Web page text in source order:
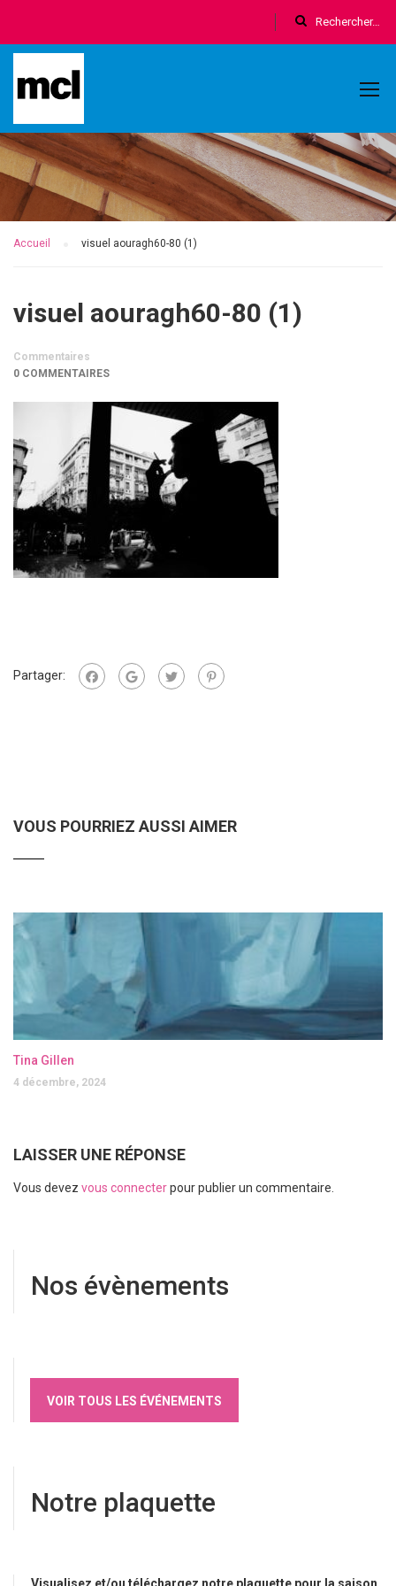
Accueil visuel aouragh60-80 (1)
visuel aouragh60-80 (1)
Commentaires
0 COMMENTAIRES
Partager:
VOUS POURRIEZ AUSSI AIMER
Tina Gillen
4 décembre, 2024
LAISSER UNE RÉPONSE
Vous devez vous connecterpour publier un commentaire.
Nos évènements
VOIR TOUS LES ÉVÉNEMENTS
Notre plaquette
Visualisez et/ou téléchargez notre plaquette pour la saison